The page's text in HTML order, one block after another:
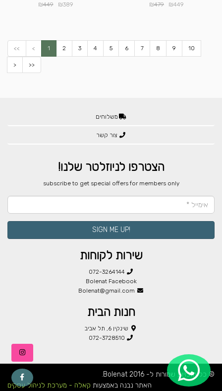
₪449
₪479
₪389
₪449
<< < 1 2 3 4 5 6 7 8 9 10
> >>
משלוחים
צור קשר
הצטרפו לניוזלטר שלנו!
​subscribe to get special offers for members only
!SIGN ME UP
שירות לקוחות
072-3264144
Bolenat Facebook
Bolenat@gmail.com
חנות הבית
שינקין 6, תל אביב
072-3728510
© כל הזכויות שמורות ל- Bolenat 2016.
האתר נבנה באמצעות קאלה - מערכת לניהול עסקים